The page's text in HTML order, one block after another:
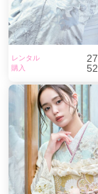
レンタル
購入